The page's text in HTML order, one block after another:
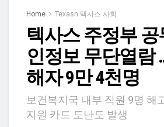
Home Texasn 텍사스 사회
텍사스 주정부
인정보 무단열람
해자 9만 4천명
보건복지국 내부 직원 9명 해
지원 카드 도난도 발생